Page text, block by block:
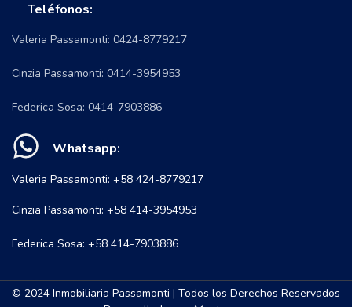
Teléfonos:
Valeria Passamonti: 0424-8779217
Cinzia Passamonti: 0414-3954953
Federica Sosa: 0414-7903886
Whatsapp:
Valeria Passamonti: +58 424-8779217
Cinzia Passamonti: +58 414-3954953
Federica Sosa: +58 414-7903886
© 2024 Inmobiliaria Passamonti | Todos los Derechos Reservados